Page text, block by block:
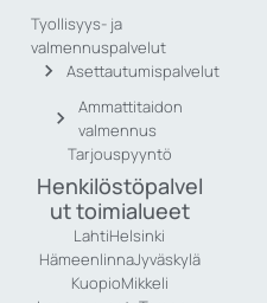
Tyollisyys- ja
valmennuspalvelut
Asettautumispalvelut
Ammattitaidon
valmennus
Tarjouspyyntö
Henkilöstöpalvel
ut toimialueet
LahtiHelsinki
HämeenlinnaJyväskylä
KuopioMikkeli